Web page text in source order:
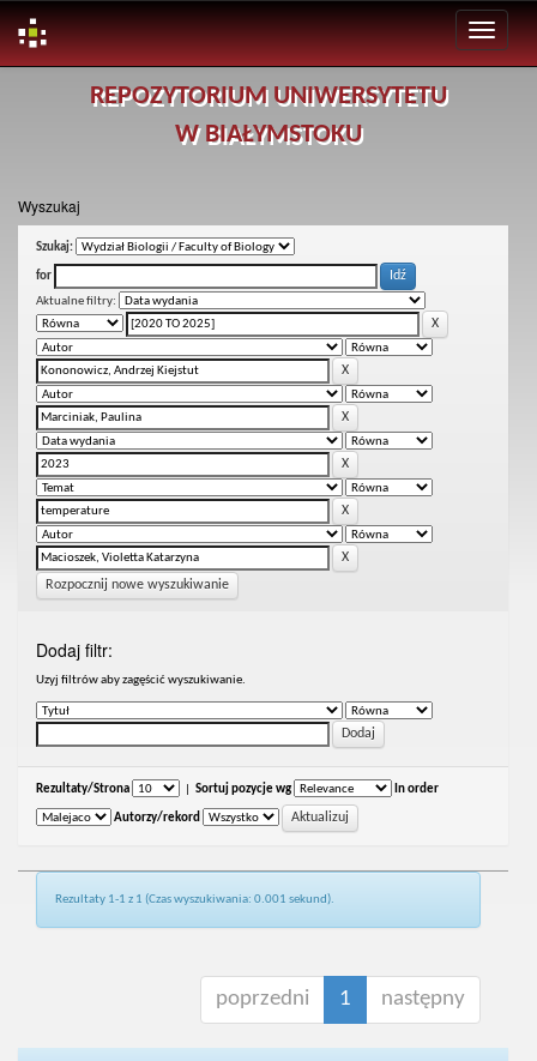
REPOZYTORIUM UNIWERSYTETU
W BIAŁYMSTOKU
Wyszukaj
Szukaj:
for
Aktualne filtry:
Rozpocznij nowe wyszukiwanie
Dodaj filtr:
Uzyj filtrów aby zagęścić wyszukiwanie.
Rezultaty/Strona Sortuj pozycje wg In order
Autorzy/rekord
Rezultaty 1-1 z 1 (Czas wyszukiwania: 0.001 sekund).
poprzedni 1 następny